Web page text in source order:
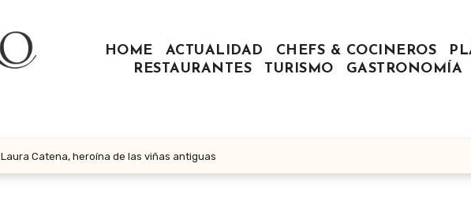
HOME ACTUALIDAD CHEFS & COCINEROS
RESTAURANTES
TURISMO GASTRONOMÍA
Laura Catena, heroína de las viñas antiguas